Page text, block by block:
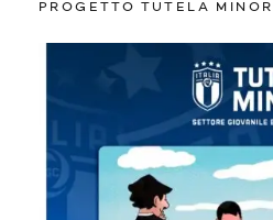
PROGETTO TUTELA